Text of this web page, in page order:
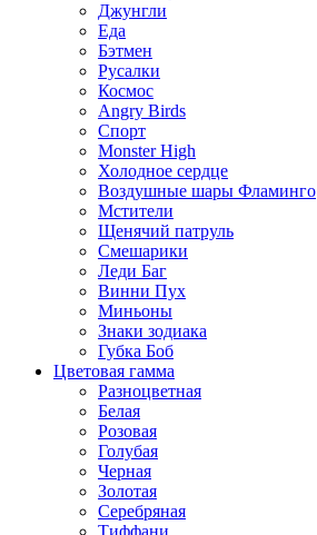
Джунгли
Еда
Бэтмен
Русалки
Космос
Angry Birds
Спорт
Monster High
Холодное сердце
Воздушные шары Фламинго
Мстители
Щенячий патруль
Смешарики
Леди Баг
Винни Пух
Миньоны
Знаки зодиака
Губка Боб
Цветовая гамма
Разноцветная
Белая
Розовая
Голубая
Черная
Золотая
Серебряная
Тиффани